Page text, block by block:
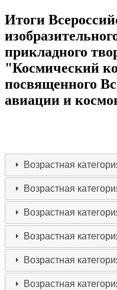
Итоги
прикладного
"Космический
посвященного
авиации и
Возрастная
Возрастная
Возрастная
Возрастная
Возрастная
Возрастная